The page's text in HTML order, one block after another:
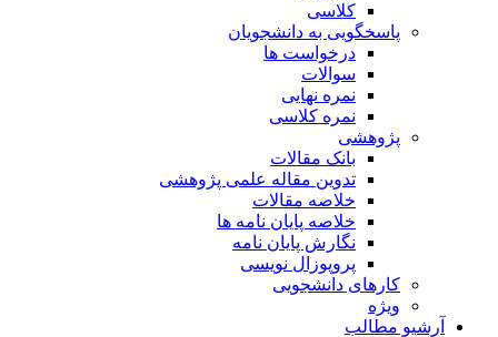
کلاسی
پاسخگویی به دانشجویان
درخواست ها
سوالات
نمره نهایی
نمره کلاسی
پژوهشی
بانک مقالات
تدوین مقاله علمی پژوهشی
خلاصه مقالات
خلاصه پایان نامه ها
نگارش پایان نامه
پروپوزال نویسی
کارهای دانشجویی
ویژه
آرشیو مطالب